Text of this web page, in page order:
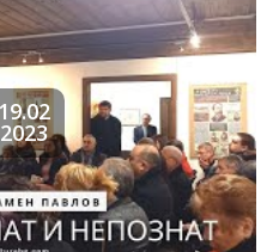
19.02
2023